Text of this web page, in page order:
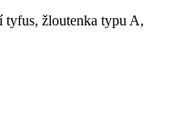
tyfus, žloutenka typu A,